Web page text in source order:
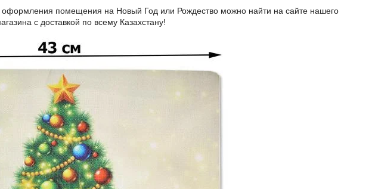
оформления помещения на Новый Год или Рождество можно найти на сайте нашего
с доставкой по всему Казахстану!